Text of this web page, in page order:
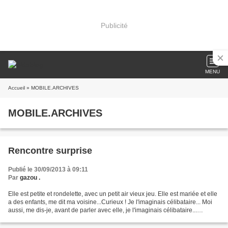
Publicité
MENU
Accueil » MOBILE.ARCHIVES
MOBILE.ARCHIVES
Rencontre surprise
Publié le 30/09/2013 à 09:11
Par gazou .
Elle est petite et rondelette, avec un petit air vieux jeu. Elle est mariée et elle
a des enfants, me dit ma voisine...Curieux ! Je l'imaginais célibataire... Moi
aussi, me dis-je, avant de parler avec elle, je l'imaginais célibataire...